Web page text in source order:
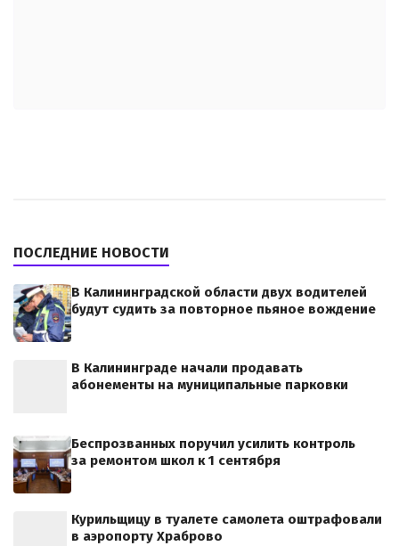
ПОСЛЕДНИЕ НОВОСТИ
В Калининградской области двух водителей
будут судить за повторное пьяное вождение
В Калининграде начали продавать
абонементы на муниципальные парковки
Беспрозванных поручил усилить контроль
за ремонтом школ к 1 сентября
Курильщицу в туалете самолета оштрафовали
в аэропорту Храброво